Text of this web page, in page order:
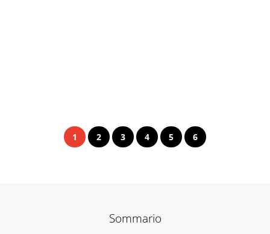
1 2 3 4 5 6
Sommario